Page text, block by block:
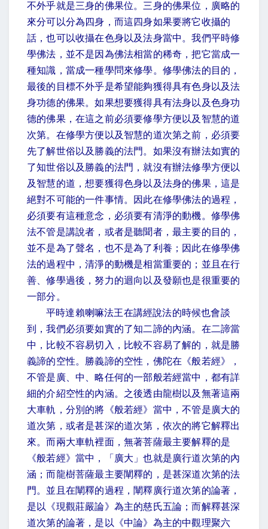
不外乎就是三身的佛果位。三身的佛果位，廣略的
來分可以分為四身，而這四身如果要將它收攝的
話，也可以收攝在色身以及法身當中。我們平時修
學佛法，並不是因為佛法相當的稀奇，把它當成一
種知識，當成一種學問來修學。修學佛法的目的，
最後的目標不外乎是希望能夠獲得具有色身以及法
身功德的佛果。如果想要獲得具有法身以及色身功
德的佛果，在這之前必須要修學方便以及智慧的道
次第。在修學方便以及智慧的道次第之前，必須要
先了解世俗以及勝義的法門。如果沒有辦法如實的
了知世俗以及勝義的法門，就沒有辦法修學方便以
及智慧的道，想要獲得色身以及法身的佛果，這是
絕對不可能的一件事情。因此在修學佛法的過程，
必須要有這種意念，必須要有清淨的動機。修學佛
法不管是講說者，或者是聽聞者，最主要的目的，
並不是為了聲名，也不是為了利養；因此在修學佛
法的過程中，清淨的動機是相當重要的；並且在行
善、修學過後，努力的迴向以及發願也是很重要的
一部分。
平時達賴喇嘛法王在講經說法的時候也會談
到，我們必須要如實的了知二諦的內涵。在二諦當
中，比較不容易切入，比較不容易了解的，就是勝
義諦的空性。勝義諦的空性，佛陀在《般若經》，
不管是廣、中、略任何的一部般若經當中，都有詳
細的介紹空性的內涵。之後透由龍樹以及無著這兩
大車軌，分別的將《般若經》當中，不管是廣大的
道次第，或者是甚深的道次第，依次的將它解釋出
來。而兩大車軌裡面，無著菩薩最主要解釋的是
《般若經》當中，「廣大」也就是廣行道次第的內
涵；而龍樹菩薩最主要闡釋的，是甚深道次第的法
門。並且在闡釋的過程，闡釋廣行道次第的論著，
是以《現觀莊嚴論》為主的慈氏五論；而解釋甚深
道次第的論著，是以《中論》為主的中觀理聚六